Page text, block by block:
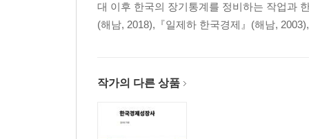
21. 우리 안의 위안부_이영훈
가족 / 가정윤리와 성문화 / 저항과 탈출 / 매춘업의
23. 일본군 위안부 문제의 진실_이영훈
공창제의 군사적 편성 / 위안소의 실태 / 강제연행
대 이후 한국의 장기통계를 정비하는 작업과
(해남, 2018),『일제하 한국경제』(해남,
작가의 다른 상품